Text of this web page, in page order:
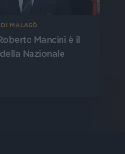
MALAGÒ
Mancini è il
Nazionale